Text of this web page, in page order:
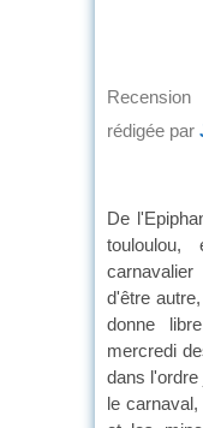
Recension
rédigée par
De
touloulou,
d'être
donne
mercredi
dans
le